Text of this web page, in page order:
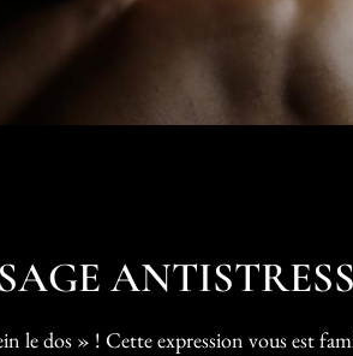
le dos » ! Cette expression vous est